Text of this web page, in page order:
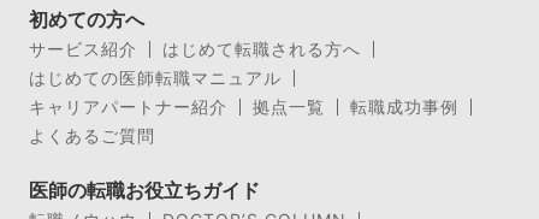
初めての方へ
サービス紹介
はじめて転職される方へ
はじめての医師転職マニュアル
キャリアパートナー紹介
拠点一覧
転職成功事例
よくあるご質問
医師の転職お役立ちガイド